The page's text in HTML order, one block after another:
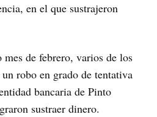
en el que sustrajeron
de febrero, varios de los
robo en grado de tentativa
bancaria de Pinto
sustraer dinero.